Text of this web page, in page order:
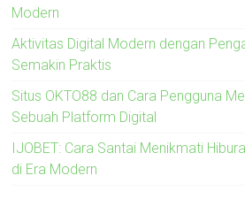
Modern
Aktivitas Digital Modern dengan
Semakin Praktis
Situs OKTO88 dan Cara Pengguna
Sebuah Platform Digital
IJOBET: Cara Santai Menikmati
di Era Modern